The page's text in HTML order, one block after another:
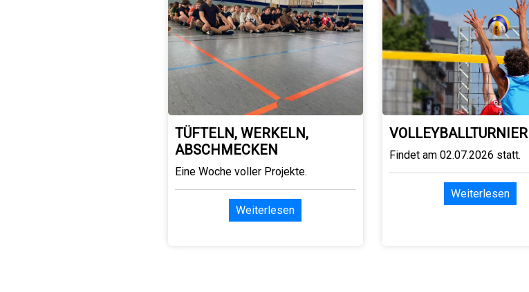
TÜFTELN, WERKELN,
ABSCHMECKEN
Eine Woche voller Projekte.
Weiterlesen
VOLLEYBALLTURNIER
Findet am 02.07.2026 statt.
Weiterlesen